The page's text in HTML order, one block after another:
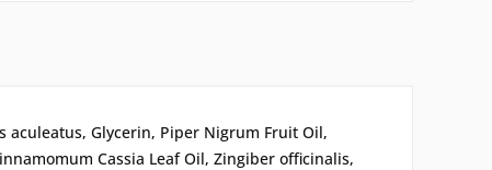
aculeatus, Glycerin, Piper Nigrum Fruit Oil,
Cassia Leaf Oil, Zingiber officinalis,